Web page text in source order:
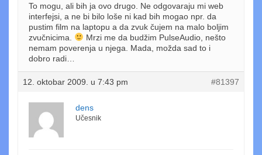
To mogu, ali bih ja ovo drugo. Ne odgovaraju mi web
interfejsi, a ne bi bilo loše ni kad bih mogao npr. da
pustim film na laptopu a da zvuk čujem na malo boljim
zvučnicima.
Mrzi me da budžim PulseAudio, nešto
nemam poverenja u njega. Mada, možda sad to i
dobro radi…
12. oktobar 2009. u 7:43 pm #81397
dens
Učesnik